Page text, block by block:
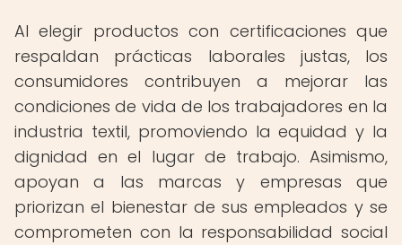
Al elegir productos con certificaciones que
respaldan prácticas laborales justas, los
consumidores contribuyen a mejorar las
condiciones de vida de los trabajadores en la
industria textil, promoviendo la equidad y la
dignidad en el lugar de trabajo. Asimismo,
apoyan a las marcas y empresas que
priorizan el bienestar de sus empleados y se
comprometen con la responsabilidad social